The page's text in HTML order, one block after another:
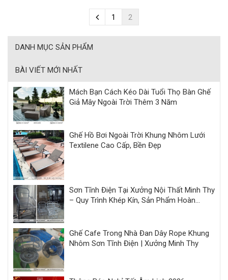
1 2
DANH MỤC SẢN PHẨM
BÀI VIẾT MỚI NHẤT
Mách Bạn Cách Kéo Dài Tuổi Thọ Bàn Ghế
Giả Mây Ngoài Trời Thêm 3 Năm
Ghế Hồ Bơi Ngoài Trời Khung Nhôm Lưới
Textilene Cao Cấp, Bền Đẹp
Sơn Tĩnh Điện Tại Xưởng Nội Thất Minh Thy
– Quy Trình Khép Kín, Sản Phẩm Hoàn
Ghế Cafe Trong Nhà Đan Dây Rope Khung
Nhôm Sơn Tĩnh Điện | Xưởng Minh Thy